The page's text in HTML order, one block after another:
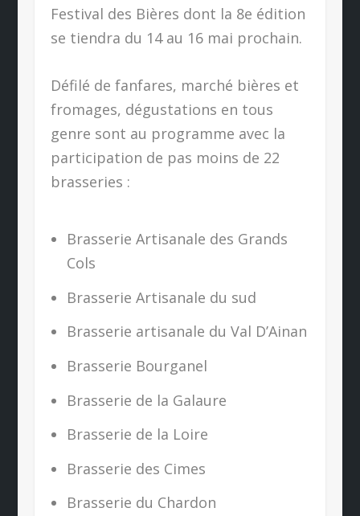
Festival des Bières dont la 8e édition
se tiendra du 14 au 16 mai prochain.
Défilé de fanfares, marché bières et
fromages, dégustations en tous
genre sont au programme avec la
participation de pas moins de 22
brasseries :
Brasserie Artisanale des Grands
Cols
Brasserie Artisanale du sud
Brasserie artisanale du Val D’Ainan
Brasserie Bourganel
Brasserie de la Galaure
Brasserie de la Loire
Brasserie des Cimes
Brasserie du Chardon